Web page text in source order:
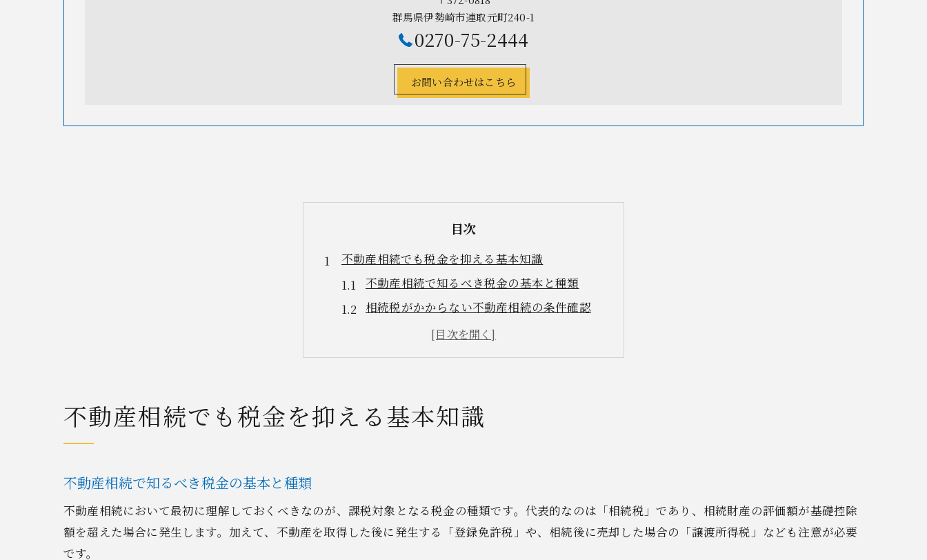
群馬県伊勢崎市連取元町240-1
0270-75-2444
お問い合わせはこちら
目次
不動産相続でも税金を抑える基本知識
不動産相続で知るべき税金の基本と種類
相続税がかからない不動産相続の条件確認
不動産相続税金計算のポイントと注意点
相続財産にかかる税金対策の第一歩
税金計算シミュレーションで相続対策を強化
不動産相続税金シミュレーションのすすめ
不動産相続時に税金計算で見落としがちな点
不動産相続でも税金を抑える基本知識
不動産相続で知るべき税金の基本と種類
不動産相続において最初に理解しておくべきなのが、課税対象となる税金の種類です。代表的なのは「相続税」であり、相続財産の評価額が基礎控除
額を超えた場合に発生します。加えて、不動産を取得した後に発生する「登録免許税」や、相続後に売却した場合の「譲渡所得税」なども注意が必要
です。